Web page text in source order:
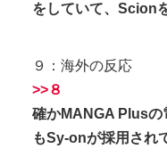
をしていて、Scion
９：海外の反応
>>８
確かMANGA Plusの
もSy-onが採用され